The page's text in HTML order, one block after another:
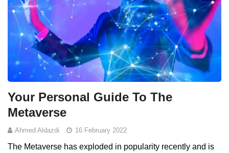
Your Personal Guide To The
Metaverse
Ahmed Aldazdi 16 February 2022
The Metaverse has exploded in popularity recently and is